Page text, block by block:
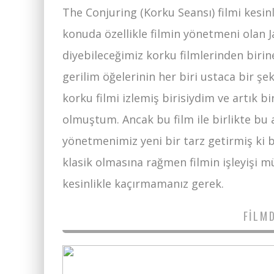
The Conjuring (Korku Seansı) filmi
konuda özellikle filmin yönetmeni olan
diyebileceğimiz korku filmlerinden
gerilim öğelerinin her biri ustaca bir
korku filmi izlemiş birisiydim ve artık
olmuştum. Ancak bu film ile birlikte bu
yönetmenimiz yeni bir tarz getirmiş ki
klasik olmasına rağmen filmin işleyişi
kesinlikle kaçırmamanız gerek.